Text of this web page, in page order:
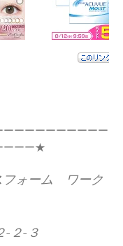
ーーーーーーーーー
ーーー★
フォーム ワーク
-２-３